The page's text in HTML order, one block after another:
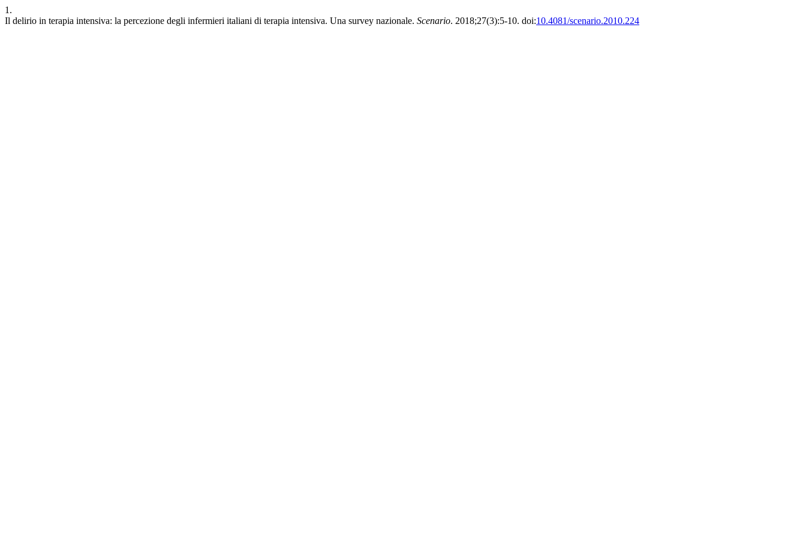
1.
Il delirio in terapia intensiva: la percezione degli infermieri italiani di terapia intensiva. Una survey nazionale. Scenario. 2018;27(3):5-10. doi:10.4081/scenario.2010.224